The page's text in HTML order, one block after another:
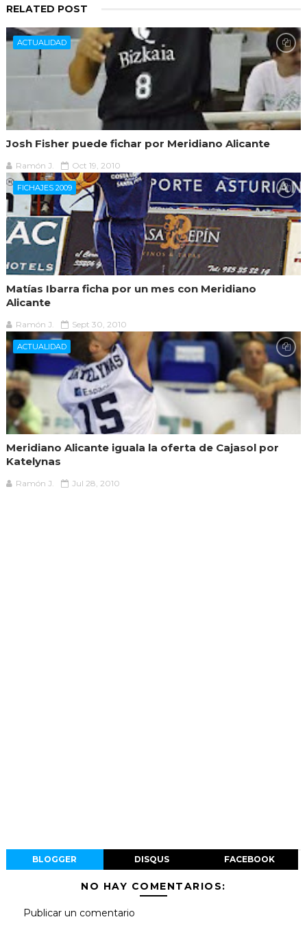
RELATED POST
ACTUALIDAD
Josh Fisher puede fichar por Meridiano Alicante
Ramón J. Oct 19, 2010
FICHAJES 2009
Matías Ibarra ficha por un mes con Meridiano
Alicante
Ramón J. Sept 30, 2010
ACTUALIDAD
Meridiano Alicante iguala la oferta de Cajasol por
Katelynas
Ramón J. Jul 28, 2010
BLOGGER DISQUS FACEBOOK
NO HAY COMENTARIOS:
Publicar un comentario